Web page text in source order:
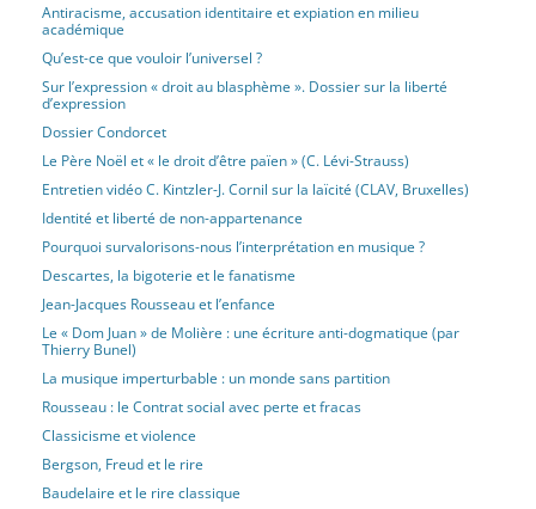
Antiracisme, accusation identitaire et expiation en milieu
académique
Qu’est-ce que vouloir l’universel ?
Sur l’expression « droit au blasphème ». Dossier sur la liberté
d’expression
Dossier Condorcet
Le Père Noël et « le droit d’être païen » (C. Lévi-Strauss)
Entretien vidéo C. Kintzler-J. Cornil sur la laïcité (CLAV, Bruxelles)
Identité et liberté de non-appartenance
Pourquoi survalorisons-nous l’interprétation en musique ?
Descartes, la bigoterie et le fanatisme
Jean-Jacques Rousseau et l’enfance
Le « Dom Juan » de Molière : une écriture anti-dogmatique (par
Thierry Bunel)
La musique imperturbable : un monde sans partition
Rousseau : le Contrat social avec perte et fracas
Classicisme et violence
Bergson, Freud et le rire
Baudelaire et le rire classique